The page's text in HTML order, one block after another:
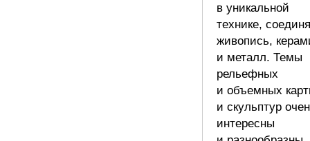
в уникальной
технике,
живопись,
и металл. Темы
рельефных
и объемных
и скульптур
интересны